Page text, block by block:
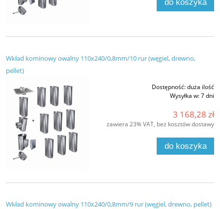
do koszyka
Wkład kominowy owalny 110x240/0,8mm/10 rur (węgiel, drewno,
pellet)
Dostępność:duża ilość
Wysyłka w:7 dni
3 168,28 zł
zawiera 23% VAT, bez kosztów dostawy
do koszyka
Wkład kominowy owalny 110x240/0,8mm/9 rur (węgiel, drewno, pellet)